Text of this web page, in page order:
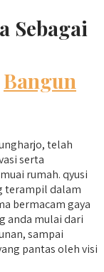
Sebagai
Bangun
telah
serta
rumah. qyusi
terampil dalam
bermacam gaya
anda mulai dari
sampai
pantas oleh visi